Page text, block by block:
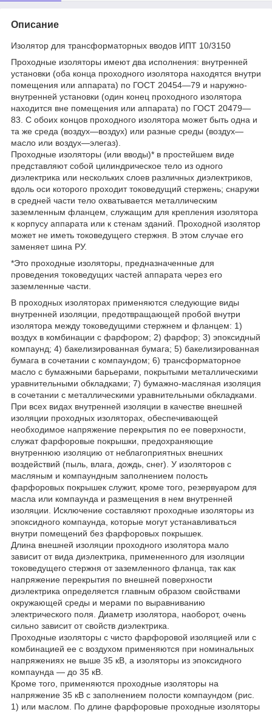
Описание
Изолятор для трансформаторных вводов ИПТ 10/3150
Проходные изоляторы имеют два исполнения: внутренней
установки (оба конца проходного изолятора находятся внутри
помещения или аппарата) по ГОСТ 20454—79 и наружно-
внутренней установки (один конец проходного изолятора
находится вне помещения или аппарата) по ГОСТ 20479—
83. С обоих концов проходного изолятора может быть одна и
та же среда (воздух—воздух) или разные среды (воздух—
масло или воздух—элегаз).
Проходные изоляторы (или вводы)* в простейшем виде
представляют собой цилиндрическое тело из одного
диэлектрика или нескольких слоев различных диэлектриков,
вдоль оси которого проходит токоведущий стержень; снаружи
в средней части тело охватывается металлическим
заземленным фланцем, служащим для крепления изолятора
к корпусу аппарата или к стенам зданий. Проходной изолятор
может не иметь токоведущего стержня. В этом случае его
заменяет шина РУ.
*Это проходные изоляторы, предназначенные для
проведения токоведущих частей аппарата через его
заземленные части.
В проходных изоляторах применяются следующие виды
внутренней изоляции, предотвращающей пробой внутри
изолятора между токоведущими стержнем и фланцем: 1)
воздух в комбинации с фарфором; 2) фарфор; 3) эпоксидный
компаунд; 4) бакелизированная бумага; 5) бакелизированная
бумага в сочетании с компаундом; 6) трансформаторное
масло с бумажными барьерами, покрытыми металлическими
уравнительными обкладками; 7) бумажно-масляная изоляция
в сочетании с металлическими уравнительными обкладками.
При всех видах внутренней изоляции в качестве внешней
изоляции проходных изоляторах, обеспечивающей
необходимое напряжение перекрытия по ее поверхности,
служат фарфоровые покрышки, предохраняющие
внутреннюю изоляцию от неблагоприятных внешних
воздействий (пыль, влага, дождь, снег). У изоляторов с
масляным и компаундным заполнением полость
фарфоровых покрышек служит, кроме того, резервуаром для
масла или компаунда и размещения в нем внутренней
изоляции. Исключение составляют проходные изоляторы из
эпоксидного компаунда, которые могут устанавливаться
внутри помещений без фарфоровых покрышек.
Длина внешней изоляции проходного изолятора мало
зависит от вида диэлектрика, примененного для изоляции
токоведущего стержня от заземленного фланца, так как
напряжение перекрытия по внешней поверхности
диэлектрика определяется главным образом свойствами
окружающей среды и мерами по выравниванию
электрического поля. Диаметр изолятора, наоборот, очень
сильно зависит от свойств диэлектрика.
Проходные изоляторы с чисто фарфоровой изоляцией или с
комбинацией ее с воздухом применяются при номинальных
напряжениях не выше 35 кВ, а изоляторы из эпоксидного
компаунда — до 35 кВ.
Кроме того, применяются проходные изоляторы на
напряжение 35 кВ с заполнением полости компаундом (рис.
1) или маслом. По длине фарфоровые проходные изоляторы